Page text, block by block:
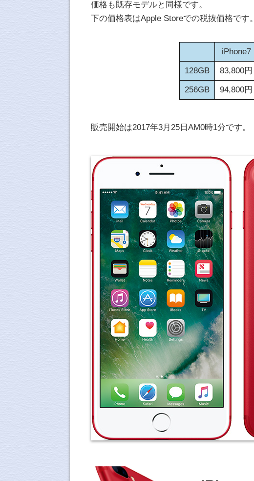
価格も既存モデルと同様です。
下の価格表はApple Storeでの税抜価格です。
iPhone7
128GB 83,800円
256GB 94,800円
販売開始は2017年3月25日AM0時1分です。